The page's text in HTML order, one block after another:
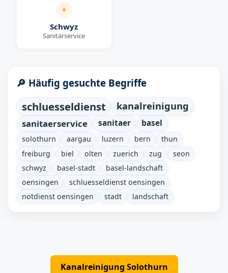
Schwyz
Sanitärservice
🔎 Häufig gesuchte Begriffe
schluesseldienst kanalreinigung
sanitaerservice sanitaer basel
solothurn aargau luzern bern
thun
freiburg
biel olten zuerich zug
seon
schwyz
basel-stadt
basel-landschaft
oensingen
schluesseldienst oensingen
notdienst oensingen
stadt landschaft
Kanalreinigung Solothurn